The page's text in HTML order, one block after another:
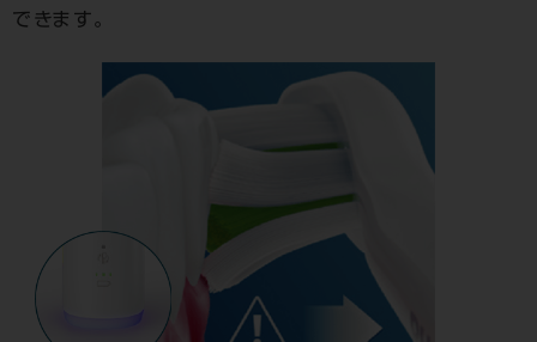
できます。